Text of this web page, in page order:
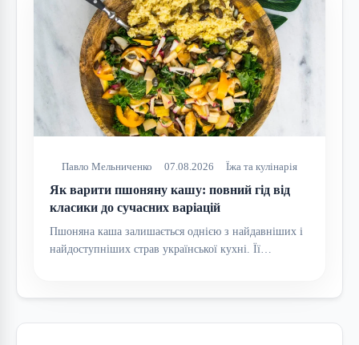
Павло Мельниченко 07.08.2026 Їжа та кулінарія
Як варити пшоняну кашу: повний гід від
класики до сучасних варіацій
Пшоняна каша залишається однією з найдавніших і
найдоступніших страв української кухні. Її…